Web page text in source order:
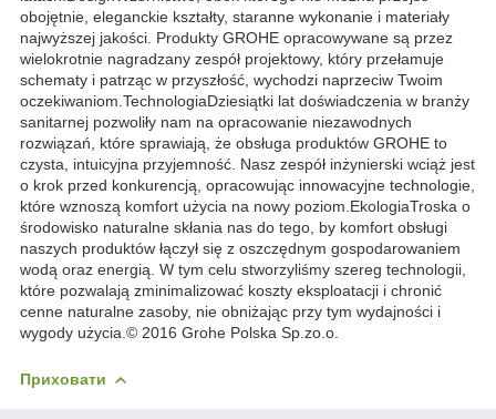
obojętnie, eleganckie kształty, staranne wykonanie i materiały
najwyższej jakości. Produkty GROHE opracowywane są przez
wielokrotnie nagradzany zespół projektowy, który przełamuje
schematy i patrząc w przyszłość, wychodzi naprzeciw Twoim
oczekiwaniom.TechnologiaDziesiątki lat doświadczenia w branży
sanitarnej pozwoliły nam na opracowanie niezawodnych
rozwiązań, które sprawiają, że obsługa produktów GROHE to
czysta, intuicyjna przyjemność. Nasz zespół inżynierski wciąż jest
o krok przed konkurencją, opracowując innowacyjne technologie,
które wznoszą komfort użycia na nowy poziom.EkologiaTroska o
środowisko naturalne skłania nas do tego, by komfort obsługi
naszych produktów łączył się z oszczędnym gospodarowaniem
wodą oraz energią. W tym celu stworzyliśmy szereg technologii,
które pozwalają zminimalizować koszty eksploatacji i chronić
cenne naturalne zasoby, nie obniżając przy tym wydajności i
wygody użycia.© 2016 Grohe Polska Sp.zo.o.
Приховати